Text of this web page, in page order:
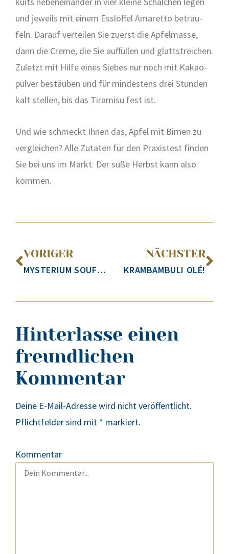
und jeweils mit einem Ess­löf­fel Ama­ret­to beträu­
feln. Dar­auf ver­tei­len Sie zuerst die Apfel­mas­se,
dann die Creme, die Sie auf­fül­len und glatt­strei­chen.
Zuletzt mit Hil­fe eines Sie­bes nur noch mit Kakao­
pul­ver bestäu­ben und für min­des­tens drei Stun­den
kalt stel­len, bis das Tira­mi­su fest ist.
Und wie schmeckt Ihnen das, Äpfel mit Bir­nen zu
ver­glei­chen? Alle Zuta­ten für den Pra­xis­test fin­den
Sie bei uns im Markt. Der süße Herbst kann also
kom­men.
VORIGER
MYSTERIUM SOUFFLÉ
NÄCHSTER
KRAMBAMBULI OLÉ!
Hinterlasse einen
freundlichen
Kommentar
Deine E-Mail-Adresse wird nicht veröffentlicht.
Pflichtfelder sind mit * markiert.
Kommentar